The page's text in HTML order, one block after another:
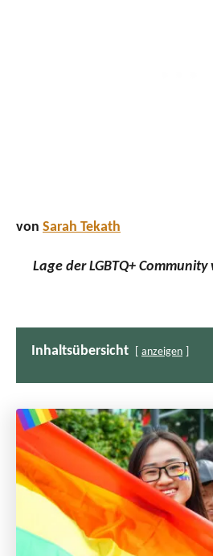
von Sarah Tekath
Lage der LGBTQ+
Inhaltsübersicht anzeigen